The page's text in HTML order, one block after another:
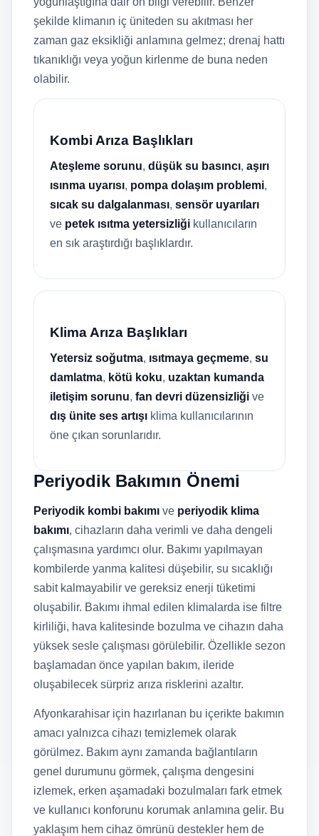
şekilde klimanın iç üniteden su akıtması her
zaman gaz eksikliği anlamına gelmez; drenaj hattı
tıkanıklığı veya yoğun kirlenme de buna neden
olabilir.
Kombi Arıza Başlıkları
Ateşleme sorunu, düşük su basıncı, aşırı
ısınma uyarısı, pompa dolaşım problemi,
sıcak su dalgalanması, sensör uyarıları
ve petek ısıtma yetersizliği kullanıcıların
en sık araştırdığı başlıklardır.
Klima Arıza Başlıkları
Yetersiz soğutma, ısıtmaya geçmeme, su
damlatma, kötü koku, uzaktan kumanda
iletişim sorunu, fan devri düzensizliği ve
dış ünite ses artışı klima kullanıcılarının
öne çıkan sorunlarıdır.
Periyodik Bakımın Önemi
Periyodik kombi bakımı ve periyodik klima
bakımı, cihazların daha verimli ve daha dengeli
çalışmasına yardımcı olur. Bakımı yapılmayan
kombilerde yanma kalitesi düşebilir, su sıcaklığı
sabit kalmayabilir ve gereksiz enerji tüketimi
oluşabilir. Bakımı ihmal edilen klimalarda ise filtre
kirliliği, hava kalitesinde bozulma ve cihazın daha
yüksek sesle çalışması görülebilir. Özellikle sezon
başlamadan önce yapılan bakım, ileride
oluşabilecek sürpriz arıza risklerini azaltır.
Afyonkarahisar için hazırlanan bu içerikte bakımın
amacı yalnızca cihazı temizlemek olarak
görülmez. Bakım aynı zamanda bağlantıların
genel durumunu görmek, çalışma dengesini
izlemek, erken aşamadaki bozulmaları fark etmek
ve kullanıcı konforunu korumak anlamına gelir. Bu
yaklaşım hem cihaz ömrünü destekler hem de